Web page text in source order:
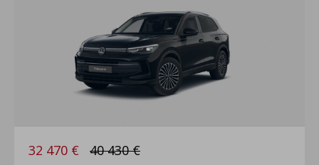
32 470 € 40 430 €